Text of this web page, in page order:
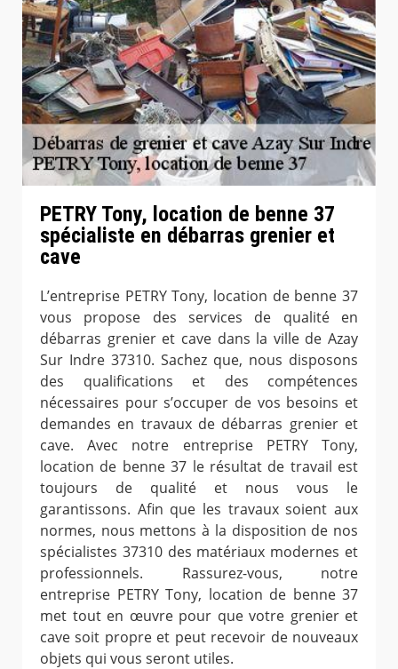
PETRY Tony, location de benne 37
spécialiste en débarras grenier et
cave
L’entreprise PETRY Tony, location de benne 37
vous propose des services de qualité en
débarras grenier et cave dans la ville de Azay
Sur Indre 37310. Sachez que, nous disposons
des qualifications et des compétences
nécessaires pour s’occuper de vos besoins et
demandes en travaux de débarras grenier et
cave. Avec notre entreprise PETRY Tony,
location de benne 37 le résultat de travail est
toujours de qualité et nous vous le
garantissons. Afin que les travaux soient aux
normes, nous mettons à la disposition de nos
spécialistes 37310 des matériaux modernes et
professionnels. Rassurez-vous, notre
entreprise PETRY Tony, location de benne 37
met tout en œuvre pour que votre grenier et
cave soit propre et peut recevoir de nouveaux
objets qui vous seront utiles.